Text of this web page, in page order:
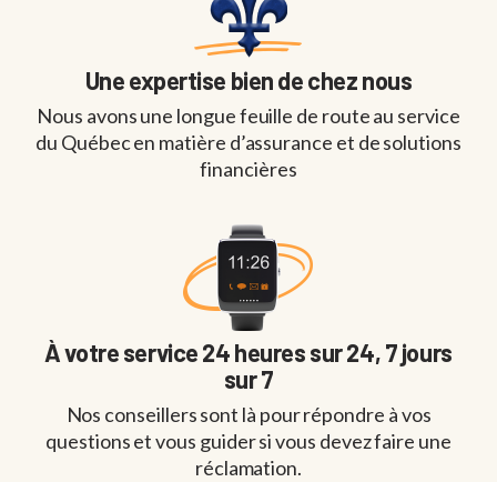
Une expertise bien de chez nous
Nous avons une longue feuille de route au service
du Québec en matière d’assurance et de solutions
financières
À votre service 24 heures sur 24, 7 jours
sur 7
Nos conseillers sont là pour répondre à vos
questions et vous guider si vous devez faire une
réclamation.